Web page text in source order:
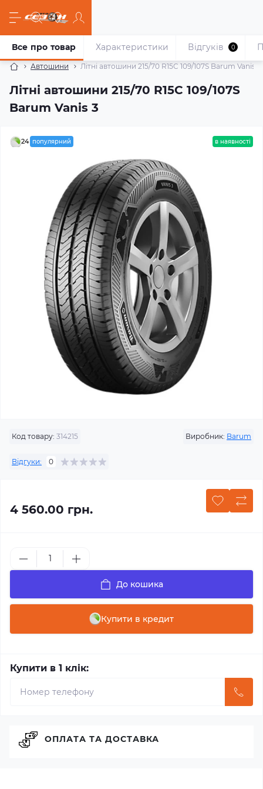
Автошини Літні автошини 215/70 R15C 109/107S Barum Vanis 3
Літні автошини 215/70 R15C 109/107S
Barum Vanis 3
Все про товар Характеристики Відгуків 0
24 популярний в наявності
Код товару: 314215 Виробник: Barum
Відгуки: 0
4 560.00 грн.
До кошика
Купити в кредит
Купити в 1 клік:
ОПЛАТА ТА ДОСТАВКА